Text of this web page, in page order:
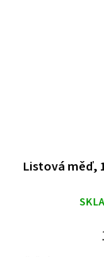
Listová měď,